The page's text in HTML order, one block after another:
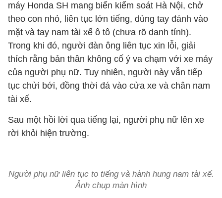
máy Honda SH mang biển kiểm soát Hà Nội, chở
theo con nhỏ, liên tục lớn tiếng, dùng tay đánh vào
mặt và tay nam tài xế ô tô (chưa rõ danh tính).
Trong khi đó, người đàn ông liên tục xin lỗi, giải
thích rằng bản thân không cố ý va chạm với xe máy
của người phụ nữ. Tuy nhiên, người này vẫn tiếp
tục chửi bới, đồng thời đá vào cửa xe và chân nam
tài xế.
Sau một hồi lời qua tiếng lại, người phụ nữ lên xe
rời khỏi hiện trường.
Người phụ nữ liên tục to tiếng và hành hung nam tài xế.
Ảnh chụp màn hình